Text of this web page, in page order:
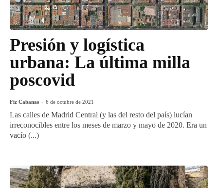
Presión y logística
urbana: La última milla
poscovid
Fiz Cabanas - 6 de octubre de 2021
Las calles de Madrid Central (y las del resto del país) lucían
irreconocibles entre los meses de marzo y mayo de 2020. Era un
vacío (...)